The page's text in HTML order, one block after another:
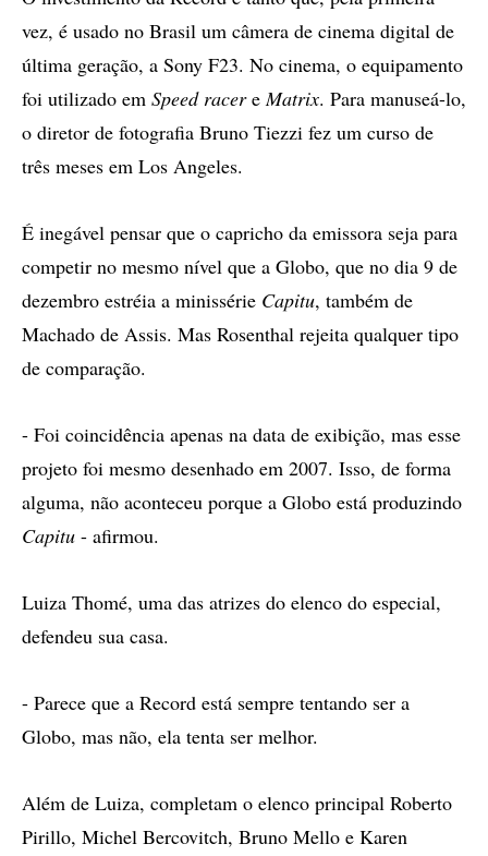
vez, é usado no Brasil um câmera de cinema digital de
última geração, a Sony F23. No cinema, o equipamento
foi utilizado em Speed racereMatrix. Para manuseá-lo,
o diretor de fotografia Bruno Tiezzi fez um curso de
três meses em Los Angeles.
É inegável pensar que o capricho da emissora seja para
competir no mesmo nível que a Globo, que no dia 9 de
dezembro estréia a minissérie Capitu, também de
Machado de Assis. Mas Rosenthal rejeita qualquer tipo
de comparação.
- Foi coincidência apenas na data de exibição, mas esse
projeto foi mesmo desenhado em 2007. Isso, de forma
alguma, não aconteceu porque a Globo está produzindo
Capitu - afirmou.
Luiza Thomé, uma das atrizes do elenco do especial,
defendeu sua casa.
- Parece que a Record está sempre tentando ser a
Globo, mas não, ela tenta ser melhor.
Além de Luiza, completam o elenco principal Roberto
Pirillo, Michel Bercovitch, Bruno Mello e Karen